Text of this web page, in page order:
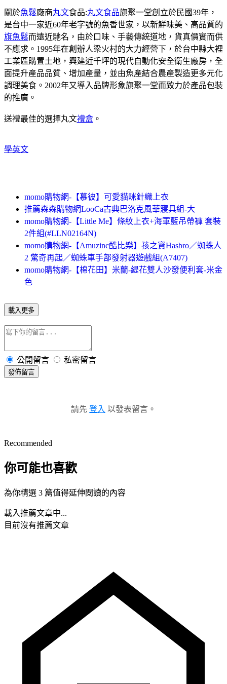
關於魚鬆廠商丸文食品:丸文食品旗聚一堂創立於民國39年，
是台中一家近60年老字號的魚香世家，以新鮮味美、高品質的
旗魚鬆而遠近馳名，由於口味、手藝傳統道地，貨真價實而供
不應求。1995年在創辦人梁火村的大力經營下，於台中縣大裡
工業區購置土地，興建近千坪的現代自動化安全衛生廠房，全
面提升產品品質、增加產量，並由魚產結合農產製造更多元化
調理美食。2002年又導入品牌形象旗聚一堂而致力於產品包裝
的推廣。
送禮最佳的選擇丸文禮盒 。
學英文
momo購物網-【慕彼】可愛貓咪針織上衣
推薦森森購物網LooCa古典巴洛克風華寢具組-大
momo購物網-【Little Me】條紋上衣+海軍藍吊帶褲 套裝
2件組(#LLN02164N)
momo購物網-【Amuzinc酷比樂】孩之寶Hasbro／蜘蛛人
2 驚奇再起／蜘蛛車手部發射器遊戲組(A7407)
momo購物網-【棉花田】米蘭-緹花雙人沙發便利套-米金
色
載入更多
公開留言 私密留言
發佈留言
請先 登入 以發表留言。
Recommended
你可能也喜歡
為你精選 3 篇值得延伸閱讀的內容
載入推薦文章中...
目前沒有推薦文章